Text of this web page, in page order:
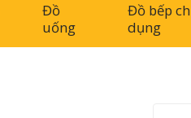
Đồ
uống
Đồ bếp
dụng